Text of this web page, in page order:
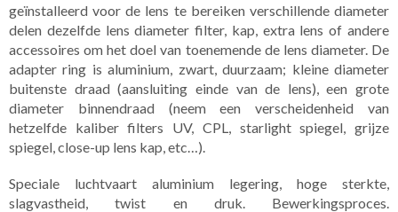
geïnstalleerd voor de lens te bereiken verschillende diameter
delen dezelfde lens diameter filter, kap, extra lens of andere
accessoires om het doel van toenemende de lens diameter. De
adapter ring is aluminium, zwart, duurzaam; kleine diameter
buitenste draad (aansluiting einde van de lens), een grote
diameter binnendraad (neem een verscheidenheid van
hetzelfde kaliber filters UV, CPL, starlight spiegel, grijze
spiegel, close-up lens kap, etc…).
Speciale luchtvaart aluminium legering, hoge sterkte,
slagvastheid, twist en druk. Bewerkingsproces.